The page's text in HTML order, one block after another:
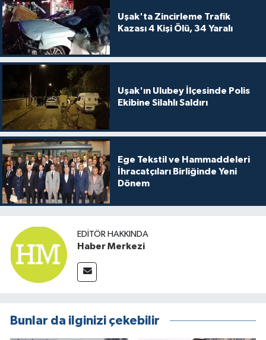
Uşak'ta Zincirleme Trafik
Kazası 4 Kişi Ölü, 34 Yaralı
Uşak'ın Ulubey İlçesinde Polis
Ekibine Silahlı Saldırı
Ege Tekstil ve Hammaddeleri
İhracatçıları Birliğinde Yeni
Dönem
EDITÖR HAKKINDA
Haber Merkezi
Bunlar da ilginizi çekebilir